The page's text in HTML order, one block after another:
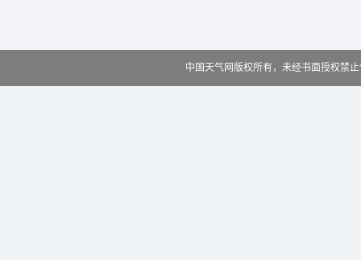
中国天气网版权所有，未经书面授权